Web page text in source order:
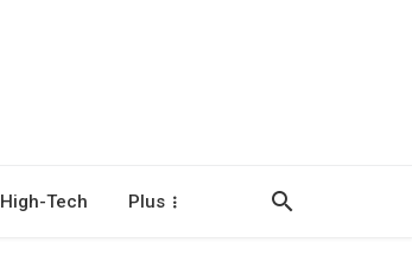
High-Tech Plus